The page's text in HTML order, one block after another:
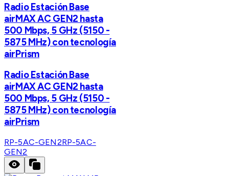
Radio Estación Base
airMAX AC GEN2 hasta
500 Mbps, 5 GHz (5150 -
5875 MHz) con tecnología
airPrism
Radio Estación Base
airMAX AC GEN2 hasta
500 Mbps, 5 GHz (5150 -
5875 MHz) con tecnología
airPrism
RP-5AC-GEN2RP-5AC-
GEN2